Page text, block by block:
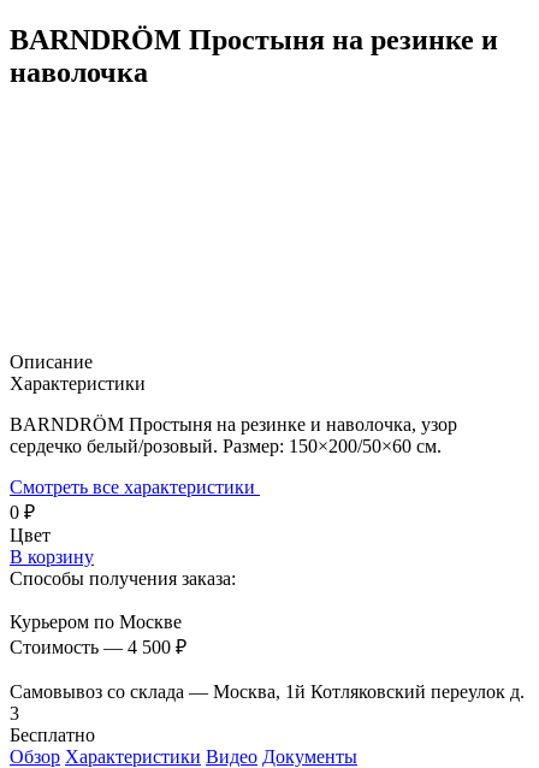
BARNDRÖM Простыня на резинке и
наволочка
Описание
Характеристики
BARNDRÖM Простыня на резинке и наволочка, узор
сердечко белый/розовый. Размер: 150×200/50×60 см.
Смотреть все характеристики
0 ₽
Цвет
В корзину
Способы получения заказа:
Курьером по Москве
Стоимость — 4 500 ₽
Самовывоз со склада — Москва, 1й Котляковский переулок д.
3
Бесплатно
Обзор Характеристики Видео Документы